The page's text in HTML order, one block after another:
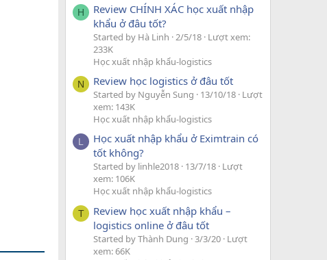
H
Review CHÍNH XÁC học xuất nhập
khẩu ở đâu tốt?
Started by Hà Linh 2/5/18 Lượt xem:
233K
Học xuất nhập khẩu-logistics
N Review học logistics ở đâu tốt
Started by Nguyễn Sung 13/10/18 Lượt
xem: 143K
Học xuất nhập khẩu-logistics
L
Học xuất nhập khẩu ở Eximtrain có
tốt không?
Started by linhle2018 13/7/18 Lượt
xem: 106K
Học xuất nhập khẩu-logistics
T
Review học xuất nhập khẩu –
logistics online ở đâu tốt
Started by Thành Dung 3/3/20 Lượt
xem: 66K